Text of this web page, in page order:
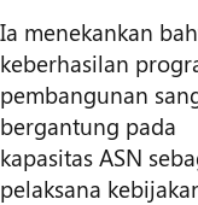
Ia menekankan
keberhasilan
pembangunan
bergantung pada
kapasitas ASN
pelaksana